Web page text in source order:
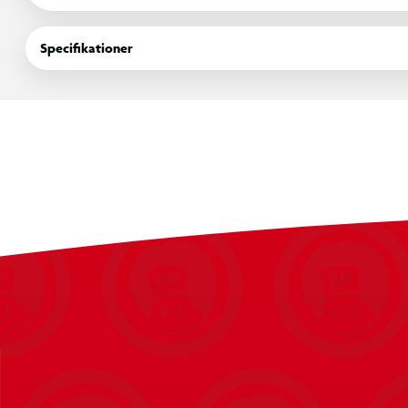
Fås i flere flotte farver
Specifikationer